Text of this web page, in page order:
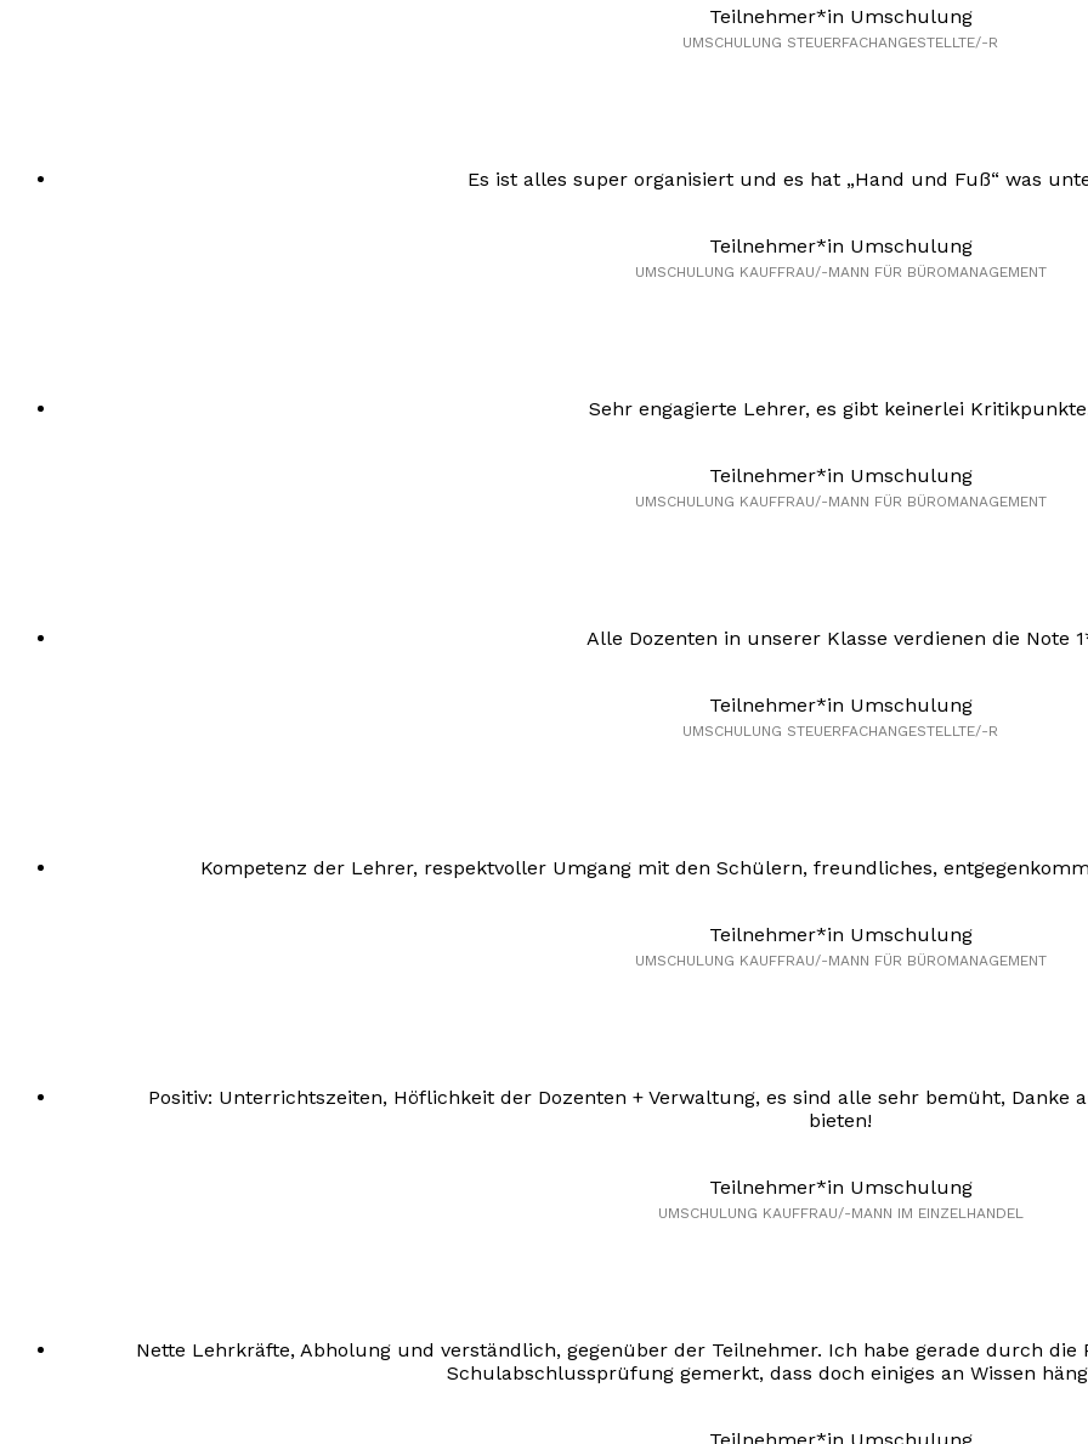
Teilnehmer*in Umschulung
UMSCHULUNG STEUERFACHANGESTELLTE/-R
Es ist alles super organisiert und es hat „Hand und Fuß“ was
Teilnehmer*in Umschulung
UMSCHULUNG KAUFFRAU/-MANN FÜR BÜROMANAGEMENT
Sehr engagierte Lehrer, es gibt keinerlei
Teilnehmer*in Umschulung
UMSCHULUNG KAUFFRAU/-MANN FÜR BÜROMANAGEMENT
Alle Dozenten in unserer Klasse verdienen die Note
Teilnehmer*in Umschulung
UMSCHULUNG STEUERFACHANGESTELLTE/-R
Kompetenz der Lehrer, respektvoller Umgang mit den Schülern, freundliches,
Teilnehmer*in Umschulung
UMSCHULUNG KAUFFRAU/-MANN FÜR BÜROMANAGEMENT
Positiv: Unterrichtszeiten, Höflichkeit der Dozenten + Verwaltung, es sind alle sehr bemüht, Danke
bieten!
Teilnehmer*in Umschulung
UMSCHULUNG KAUFFRAU/-MANN IM EINZELHANDEL
Nette Lehrkräfte, Abholung und verständlich, gegenüber der Teilnehmer. Ich habe gerade durch
Schulabschlussprüfung gemerkt, dass doch einiges an Wissen